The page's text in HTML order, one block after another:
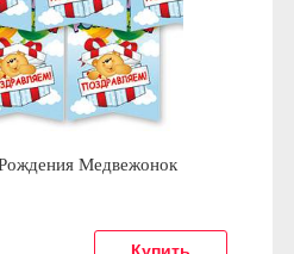
Медвежонок